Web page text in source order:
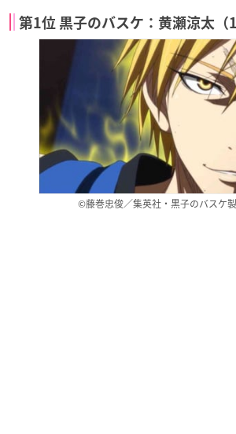
第1位 黒子のバスケ：黄瀬涼太（
©藤巻忠俊／集英社・黒子のバスケ